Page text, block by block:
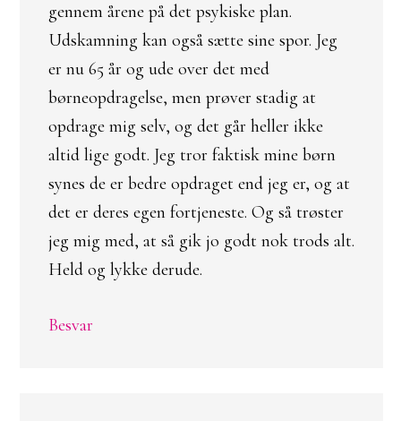
gennem årene på det psykiske plan.
Udskamning kan også sætte sine spor. Jeg
er nu 65 år og ude over det med
børneopdragelse, men prøver stadig at
opdrage mig selv, og det går heller ikke
altid lige godt. Jeg tror faktisk mine børn
synes de er bedre opdraget end jeg er, og at
det er deres egen fortjeneste. Og så trøster
jeg mig med, at så gik jo godt nok trods alt.
Held og lykke derude.
Besvar